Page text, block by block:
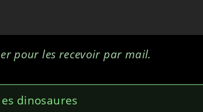
pour les recevoir par mail.
dinosaures